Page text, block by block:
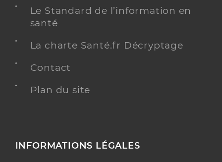
Le Standard de l’information en
santé
La charte Santé.fr Décryptage
Contact
Plan du site
INFORMATIONS LÉGALES